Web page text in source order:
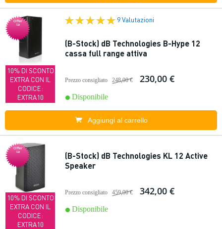
Offer
ta
10% DI SCONTO
EXTRA CON IL
CODICE:
EXTRA10
9 Valutazioni
(B-Stock) dB Technologies B-Hype 12
cassa full range attiva
Prezzo consigliato 248,00 € 230,00 €
Disponibile
Aggiungi al carrello
Offer
ta
10% DI SCONTO
EXTRA CON IL
CODICE:
EXTRA10
(B-Stock) dB Technologies KL 12 Active
Speaker
Prezzo consigliato 459,00 € 342,00 €
Disponibile